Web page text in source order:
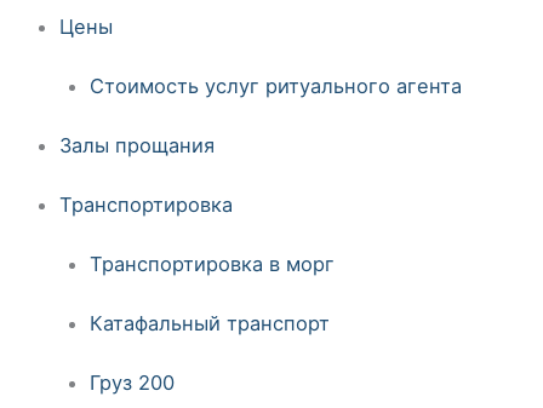
Цены
Стоимость услуг ритуального агента
Залы прощания
Транспортировка
Транспортировка в морг
Катафальный транспорт
Груз 200